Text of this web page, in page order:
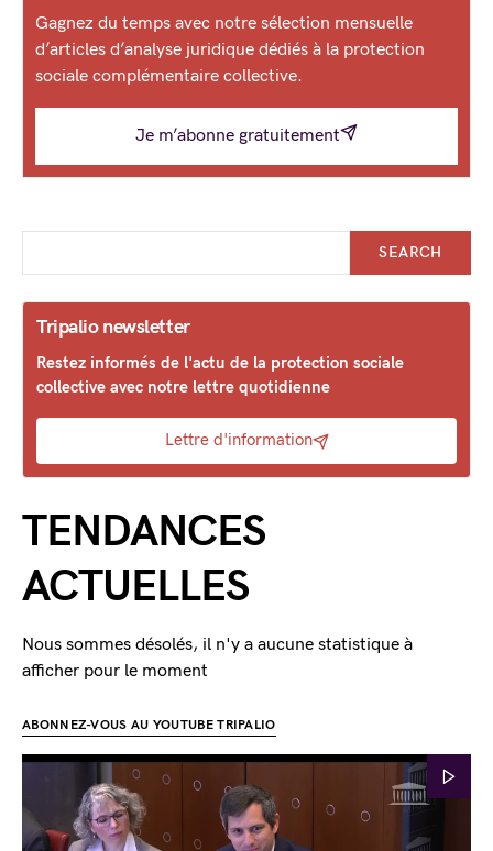
Gagnez du temps avec notre sélection mensuelle
d’articles d’analyse juridique dédiés à la protection
sociale complémentaire collective.
Je m’abonne gratuitement
SEARCH
Tripalio newsletter
Restez informés de l'actu de la protection sociale
collective avec notre lettre quotidienne
Lettre d'information
TENDANCES
ACTUELLES
Nous sommes désolés, il n'y a aucune statistique à
afficher pour le moment
ABONNEZ-VOUS AU YOUTUBE TRIPALIO